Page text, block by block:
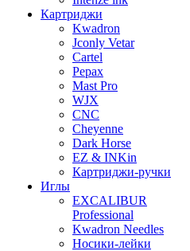
Картриджи
Kwadron
Jconly Vetar
Cartel
Pepax
Mast Pro
WJX
CNC
Cheyenne
Dark Horse
EZ & INKin
Картриджи-ручки
Иглы
EXCALIBUR
Professional
Kwadron Needles
Носики-лейки